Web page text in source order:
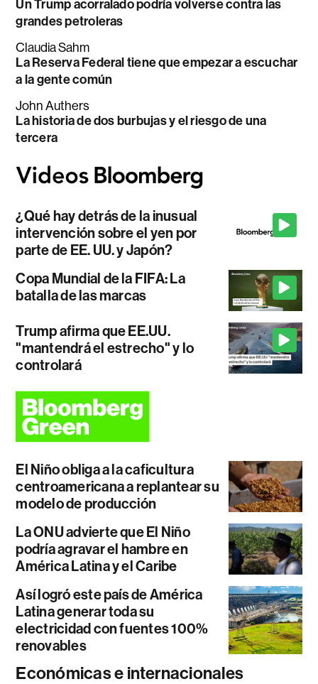
Un Trump acorralado podría volverse contra las
grandes petroleras
Claudia Sahm
La Reserva Federal tiene que empezar a escuchar
a la gente común
John Authers
La historia de dos burbujas y el riesgo de una
tercera
¿Qué hay detrás de la inusual
intervención sobre el yen por
parte de EE. UU. y Japón?
Copa Mundial de la FIFA: La
batalla de las marcas
Trump afirma que EE.UU.
"mantendrá el estrecho" y lo
controlará
El Niño obliga a la caficultura
centroamericana a replantear su
modelo de producción
La ONU advierte que El Niño
podría agravar el hambre en
América Latina y el Caribe
Así logró este país de América
Latina generar toda su
electricidad con fuentes 100%
renovables
Económicas e internacionales